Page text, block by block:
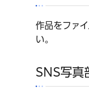
作品をファ
い。
SNS写真